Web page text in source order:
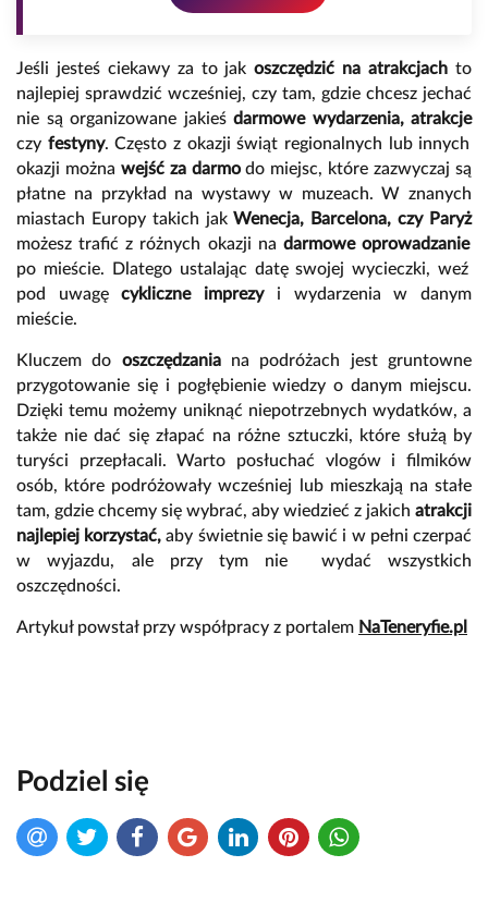
Jeśli jesteś ciekawy za to jakoszczędzić na atrakcjach to
najlepiej sprawdzić wcześniej, czy tam, gdzie chcesz jechać
nie są organizowane jakieś darmowe wydarzenia, atrakcje
czy festyny. Często z okazji świąt regionalnych lub innych
okazji można wejść za darmodo miejsc, które zazwyczaj są
płatne na przykład na wystawy w muzeach. W znanych
miastach Europy takich jakWenecja, Barcelona, czy Paryż
możesz trafić z różnych okazji na darmowe oprowadzanie
po mieście. Dlatego ustalając datę swojej wycieczki, weź
pod uwagęcykliczne imprezyi wydarzenia w danym
mieście.
Kluczem do oszczędzaniana podróżach jest gruntowne
przygotowanie się i pogłębienie wiedzy o danym miejscu.
Dzięki temu możemy uniknąć niepotrzebnych wydatków, a
także nie dać się złapać na różne sztuczki, które służą by
turyści przepłacali. Warto posłuchać vlogów i filmików
osób, które podróżowały wcześniej lub mieszkają na stałe
tam, gdzie chcemy się wybrać, aby wiedzieć z jakich atrakcji
najlepiej korzystać, aby świetnie się bawić i w pełni czerpać
w wyjazdu, ale przy tym nie wydać wszystkich
oszczędności.
Artykuł powstał przy współpracy z portalem NaTeneryfie.pl
Podziel się